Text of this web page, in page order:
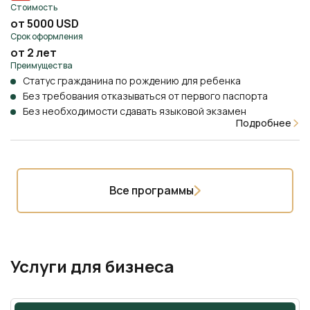
Стоимость
от 5000 USD
Срок оформления
от 2 лет
Преимущества
Статус гражданина по рождению для ребенка
Без требования отказываться от первого паспорта
Без необходимости сдавать языковой экзамен
Подробнее
Все программы
Услуги для бизнеса